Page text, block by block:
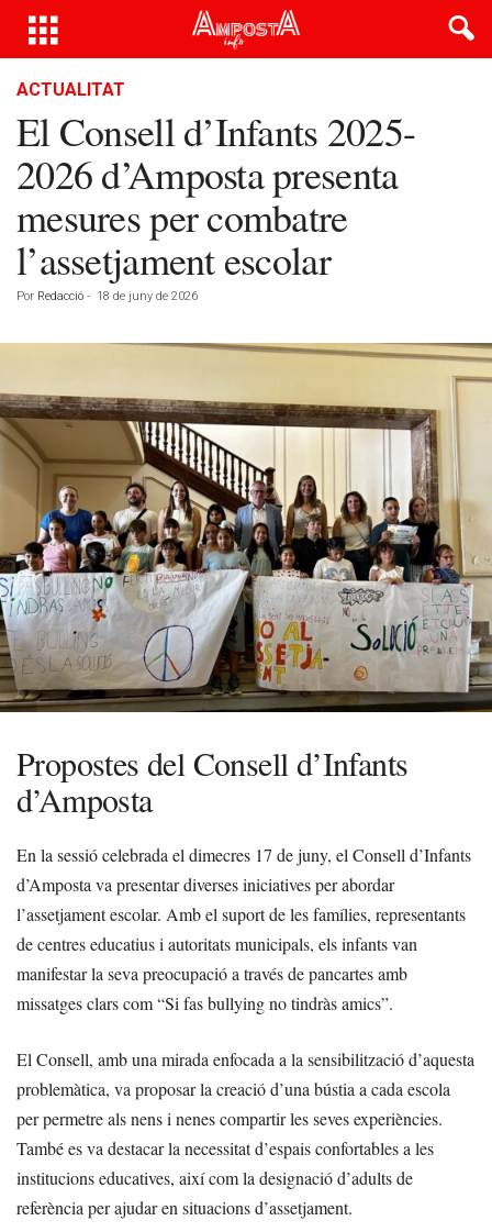
ACTUALITAT
El Consell d’Infants 2025-
2026 d’Amposta presenta
mesures per combatre
l’assetjament escolar
Por Redacció - 18 de juny de 2026
Propostes del Consell d’Infants
d’Amposta
En la sessió celebrada el dimecres 17 de juny, el Consell d’Infants
d’Amposta va presentar diverses iniciatives per abordar
l’assetjament escolar. Amb el suport de les famílies, representants
de centres educatius i autoritats municipals, els infants van
manifestar la seva preocupació a través de pancartes amb
missatges clars com “Si fas bullying no tindràs amics”.
El Consell, amb una mirada enfocada a la sensibilització d’aquesta
problemàtica, va proposar la creació d’una bústia a cada escola
per permetre als nens i nenes compartir les seves experiències.
També es va destacar la necessitat d’espais confortables a les
institucions educatives, així com la designació d’adults de
referència per ajudar en situacions d’assetjament.